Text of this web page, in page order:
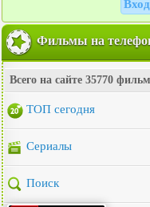
Вход
Фильмы на
Всего на сайте 35770
ТОП сегодня
Сериалы
Поиск